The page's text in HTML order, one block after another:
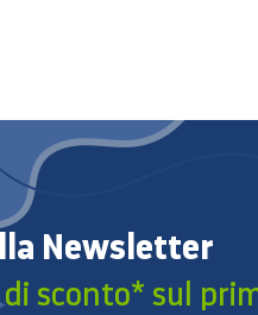
Newsletter
di sconto* sul